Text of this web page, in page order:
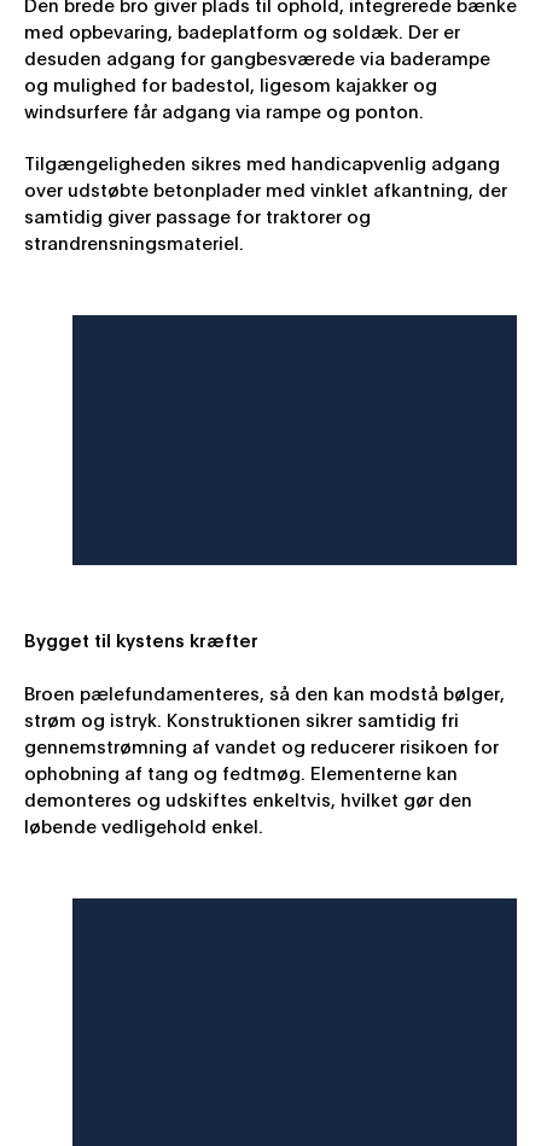
med opbevaring, badeplatform og soldæk. Der er
desuden adgang for gangbesværede via baderampe
og mulighed for badestol, ligesom kajakker og
windsurfere får adgang via rampe og ponton.
Tilgængeligheden sikres med handicapvenlig adgang
over udstøbte betonplader med vinklet afkantning, der
samtidig giver passage for traktorer og
strandrensningsmateriel.
Bygget til kystens kræfter
Broen pælefundamenteres, så den kan modstå bølger,
strøm og istryk. Konstruktionen sikrer samtidig fri
gennemstrømning af vandet og reducerer risikoen for
ophobning af tang og fedtmøg. Elementerne kan
demonteres og udskiftes enkeltvis, hvilket gør den
løbende vedligehold enkel.